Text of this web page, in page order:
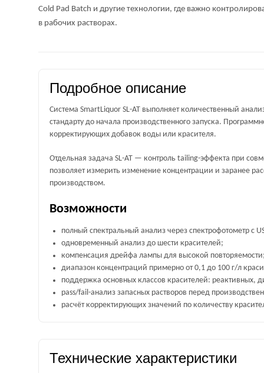
Cold Pad Batch и другие технологии, где важно
в рабочих растворах.
Подробное описание
Система SmartLiquor SL-AT выполняет количественный
стандарту до начала производственного запуска.
корректирующих добавок воды или красителя.
Отдельная задача SL-AT — контроль tailing-эффекта при
позволяет измерить изменение концентрации и заранее
производством.
Возможности
полный спектральный анализ через спектрофотометр с
одновременный анализ до шести красителей;
компенсация дрейфа лампы для высокой
диапазон концентраций примерно от 0,1 до 100 г/л
поддержка основных классов красителей: реактивных,
pass/fail-анализ запасных растворов перед
расчёт корректирующих значений по количеству
Технические характеристики